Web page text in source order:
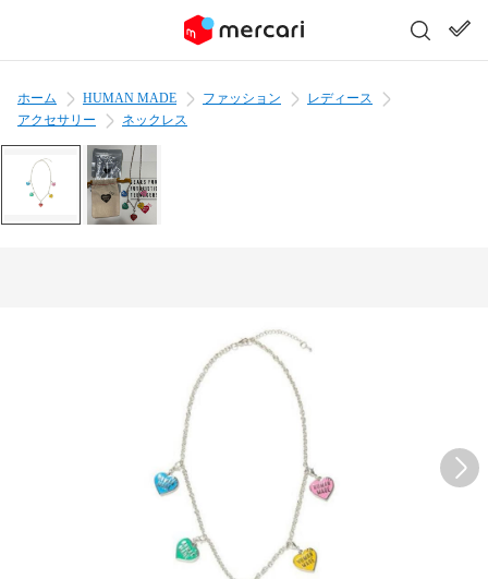
ホーム HUMAN MADE ファッション
レディース
アクセサリー
ネックレス